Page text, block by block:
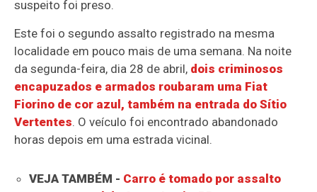
suspeito foi preso.
Este foi o segundo assalto registrado na mesma
localidade em pouco mais de uma semana. Na noite
da segunda-feira, dia 28 de abril, dois criminosos
encapuzados e armados roubaram uma Fiat
Fiorino de cor azul, também na entrada do Sítio
Vertentes. O veículo foi encontrado abandonado
horas depois em uma estrada vicinal.
VEJA TAMBÉM - Carro é tomado por assalto